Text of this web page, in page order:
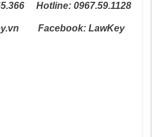
Hotline: 0967.59.1128
Facebook: LawKey